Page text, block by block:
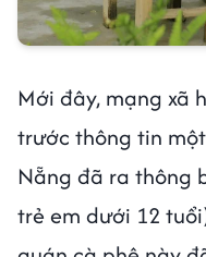
Mới đây, mạng xã
trước thông tin
Nẵng đã ra thông
trẻ em dưới 12